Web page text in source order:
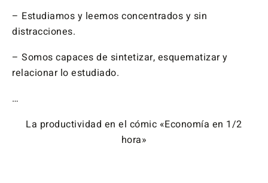
– Estudiamos y leemos concentrados y sin
distracciones.
– Somos capaces de sintetizar, esquematizar y
relacionar lo estudiado.
…
La productividad en el cómic «Economía en 1/2
hora»